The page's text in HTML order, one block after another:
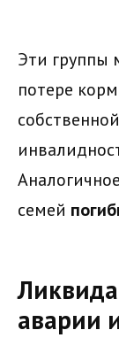
Эти группы
потере
семей
аварии